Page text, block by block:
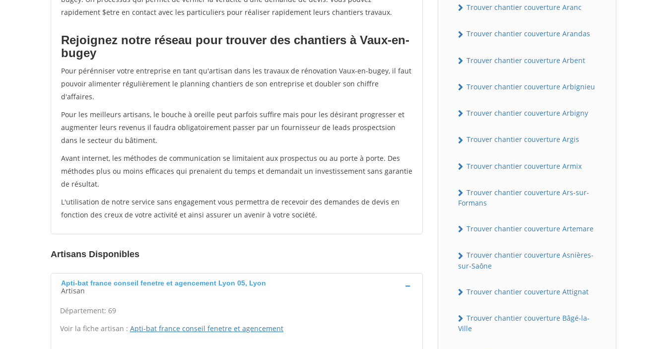
rapidement $etre en contact avec les particuliers pour réaliser rapidement leurs chantiers travaux.
Rejoignez notre réseau pour trouver des chantiers à Vaux-en-
bugey
Pour pérénniser votre entreprise en tant qu'artisan dans les travaux de rénovation Vaux-en-bugey, il faut
pouvoir alimenter régulièrement le planning chantiers de son entreprise et doubler son chiffre
d'affaires.
Pour les meilleurs artisans, le bouche à oreille peut parfois suffire mais pour les désirant progresser et
augmenter leurs revenus il faudra obligatoirement passer par un fournisseur de leads prospectsion
dans le secteur du bâtiment.
Avant internet, les méthodes de communication se limitaient aux prospectus ou au porte à porte. Des
méthodes plus ou moins efficaces qui prenaient du temps et demandait un investissement sans garantie
de résultat.
L'utilisation de notre service sans engagement vous permettra de recevoir des demandes de devis en
fonction des creux de votre activité et ainsi assurer un avenir à votre société.
Artisans Disponibles
Apti-bat france conseil fenetre et agencement Lyon 05, Lyon
Artisan
Département: 69
Voir la fiche artisan : Apti-bat france conseil fenetre et agencement
Trouver chantier couverture Aranc
Trouver chantier couverture Arandas
Trouver chantier couverture Arbent
Trouver chantier couverture Arbignieu
Trouver chantier couverture Arbigny
Trouver chantier couverture Argis
Trouver chantier couverture Armix
Trouver chantier couverture Ars-sur-
Formans
Trouver chantier couverture Artemare
Trouver chantier couverture Asnières-
sur-Saône
Trouver chantier couverture Attignat
Trouver chantier couverture Bâgé-la-
Ville